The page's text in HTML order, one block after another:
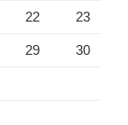
22 23
29 30